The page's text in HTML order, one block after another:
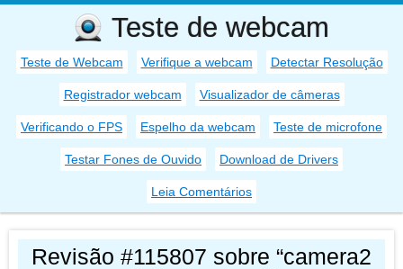
Teste de webcam
Teste de Webcam Verifique a webcam Detectar Resolução
Registrador webcam Visualizador de câmeras
Verificando o FPS Espelho da webcam Teste de microfone
Testar Fones de Ouvido Download de Drivers
Leia Comentários
Revisão #115807 sobre “camera2